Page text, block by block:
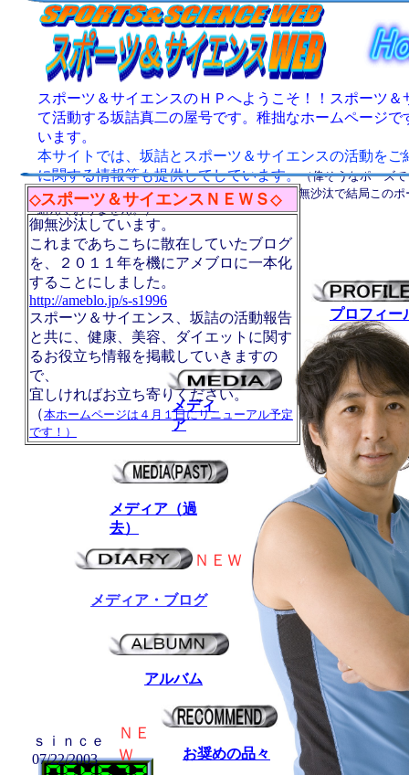
メディ
ア
スポーツ＆サイエンスのＨＰへようこそ！！スポーツ
て活動する坂詰真二の屋号です。 稚拙なホームページで
います。
本サイトでは、坂詰とスポーツ＆サイエンスの活動を
に関する情報等も提供してしています。（偉そうなポーズ
カメラマンの方に撮って頂いたのですが、手持ち無沙汰で結局この
組んでおりません。）
プロフィー
ｓｉｎｃｅ
07/22/2003
メディア（過
去）
お奨めの品々
メディア・ブログ
アルバム
ＮＥＷ
ＮＥ
Ｗ
◇スポーツ＆サイエンスＮＥＷＳ◇
御無沙汰しています。
これまであちこちに散在していたブログ
を、２０１１年を機にアメブロに一本化
することにしました。
http://ameblo.jp/s-s1996
スポーツ＆サイエンス、坂詰の活動報告
と共に、 健康、美容、ダイエットに関す
るお役立ち情報を掲載していきますの
で、
宜しければお立ち寄りください。
（本ホームページは４月１日にリニューアル予定
です！）